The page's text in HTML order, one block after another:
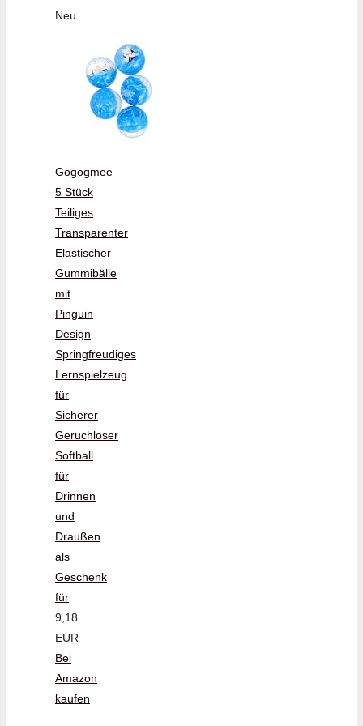
Neu
Gogogmee
5 Stück
Teiliges
Transparenter
Elastischer
Gummibälle
mit
Pinguin
Design
Springfreudiges
Lernspielzeug
für
Sicherer
Geruchloser
Softball
für
Drinnen
und
Draußen
als
Geschenk
für
9,18
EUR
Bei
Amazon
kaufen